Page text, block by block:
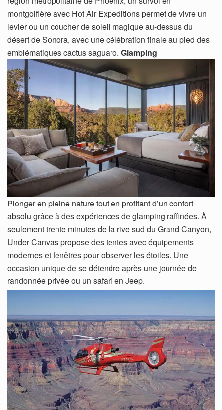
montgolfière avec Hot Air Expeditions permet de vivre un
levier ou un coucher de soleil magique au-dessus du
désert de Sonora, avec une célébration finale au pied des
emblématiques cactus saguaro. Glamping
Plonger en pleine nature tout en profitant d’un confort
absolu grâce à des expériences de glamping raffinées. À
seulement trente minutes de la rive sud du Grand Canyon,
Under Canvas propose des tentes avec équipements
modernes et fenêtres pour observer les étoiles. Une
occasion unique de se détendre après une journée de
randonnée privée ou un safari en Jeep.